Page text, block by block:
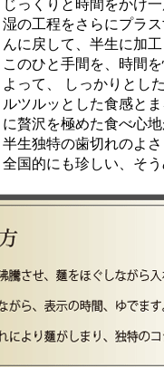
じっくりと時間をかけ
湿の工程をさらにプラ
んに戻して、半生に加
このひと手間を、時間
よって、 しっかりとし
ルツルッとした食感と
に贅沢を極めた食べ心
半生独特の歯切れのよ
全国的にも珍しい、そ